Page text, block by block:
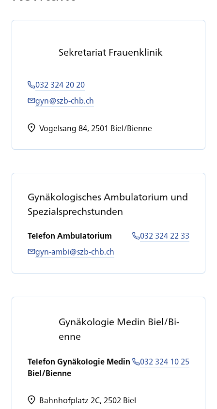
Se­kre­ta­ri­at Frau­en­kli­nik
032 324 20 20
gyn@szb-chb.ch
Vogelsang 84, 2501 Biel/Bienne
Gy­nä­ko­lo­gi­sches Am­bu­la­to­ri­um und
Spe­zi­al­sprech­stun­den
Telefon Ambulatorium
032 324 22 33
gyn-ambi@szb-chb.ch
Gy­nä­ko­lo­gie Me­din Biel/Bi­
en­ne
Telefon Gynäkologie Medin
Biel/Bienne
032 324 10 25
Bahnhofplatz 2C, 2502 Biel